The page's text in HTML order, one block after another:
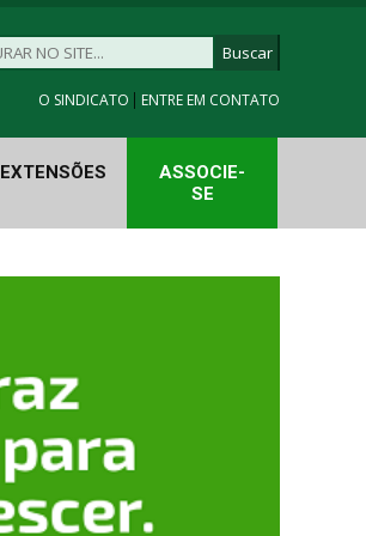
O SINDICATO | ENTRE EM CONTATO
EXTENSÕES
ASSOCIE-
SE